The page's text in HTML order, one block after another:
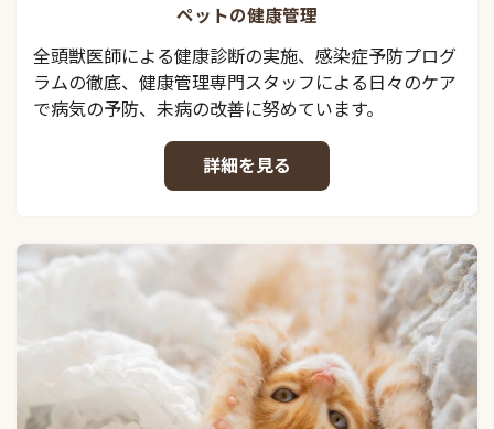
ペットの健康管理
全頭獣医師による健康診断の実施、感染症予防プログ
ラムの徹底、健康管理専門スタッフによる日々のケア
で病気の予防、未病の改善に努めています。
詳細を見る